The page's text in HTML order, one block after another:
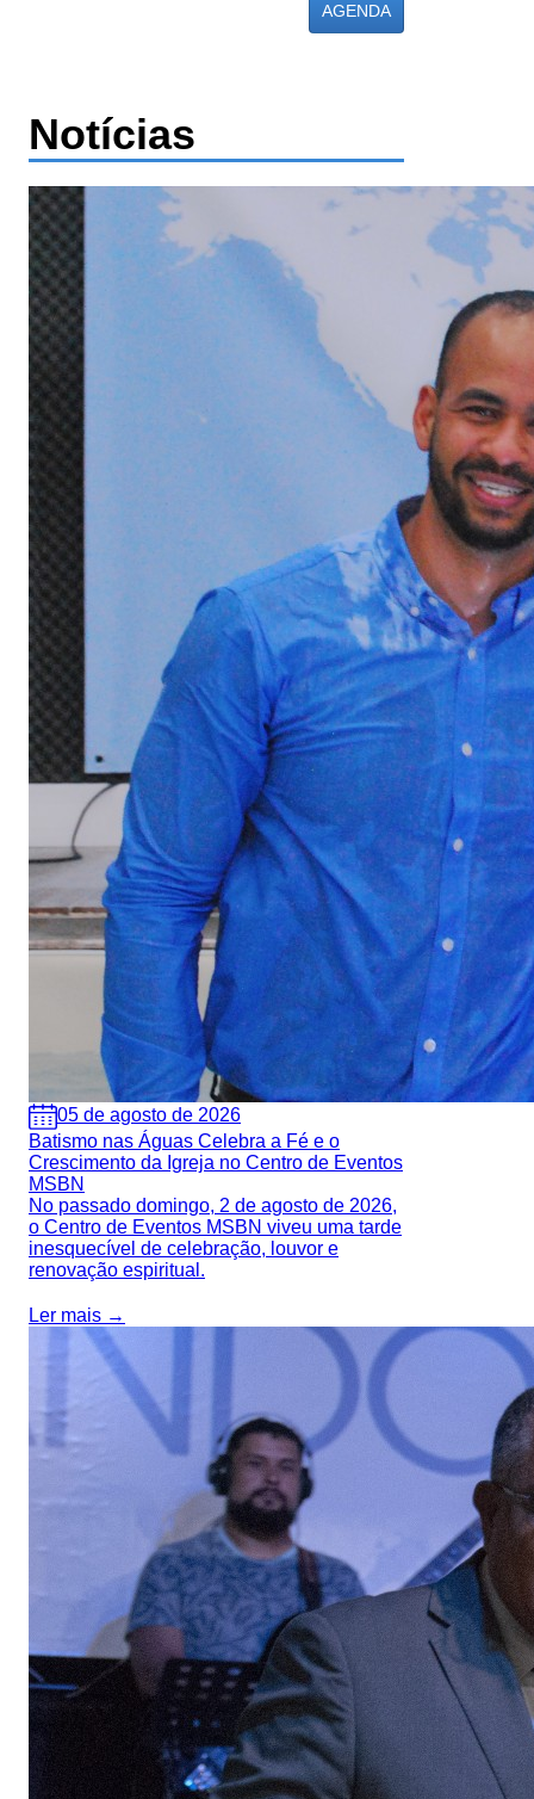
AGENDA
Notícias
05 de agosto de 2026
Batismo nas Águas Celebra a Fé e o
Crescimento da Igreja no Centro de Eventos
MSBN
No passado domingo, 2 de agosto de 2026,
o Centro de Eventos MSBN viveu uma tarde
inesquecível de celebração, louvor e
renovação espiritual.
Ler mais →